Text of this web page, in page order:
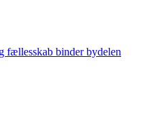
fællesskab binder bydelen